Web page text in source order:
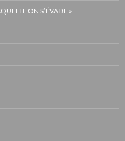
ON S’ÉVADE »